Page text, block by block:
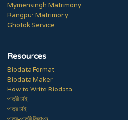
Mymensingh Matrimony
Rangpur Matrimony
Ghotok Service
Resources
Biodata Format
Biodata Maker
How to Write Biodata
পাত্রী চাই
পাত্র চাই